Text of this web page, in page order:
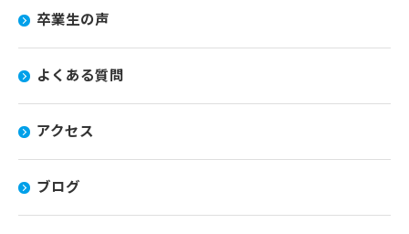
卒業生の声
よくある質問
アクセス
ブログ